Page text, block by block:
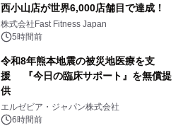
西小山店が世界6,000店舗目で達成！
株式会社Fast Fitness Japan
5時間前
令和8年熊本地震の被災地医療を支
援 『今日の臨床サポート』を無償提
供
エルゼビア・ジャパン株式会社
6時間前